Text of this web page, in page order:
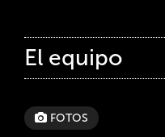
El equipo
FOTOS